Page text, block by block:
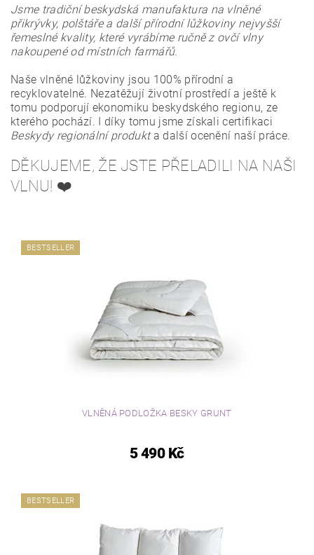
Jsme tradiční beskydská manufaktura na vlněné
přikrývky, polštáře a další přírodní lůžkoviny nejvyšší
řemeslné kvality, které vyrábíme ručně z ovčí vlny
nakoupené od místních farmářů.
Naše vlněné lůžkoviny jsou 100% přírodní a
recyklovatelné. Nezatěžují životní prostředí a ještě k
tomu podporují ekonomiku beskydského regionu, ze
kterého pochází. I díky tomu jsme získali certifikaci
Beskydy regionální produkta další ocenění naší práce.
DĚKUJEME, ŽE JSTE PŘELADILI NA NAŠI
VLNU! ❤️
BESTSELLER
VLNĚNÁ PODLOŽKA BESKY GRUNT
5 490 Kč
BESTSELLER